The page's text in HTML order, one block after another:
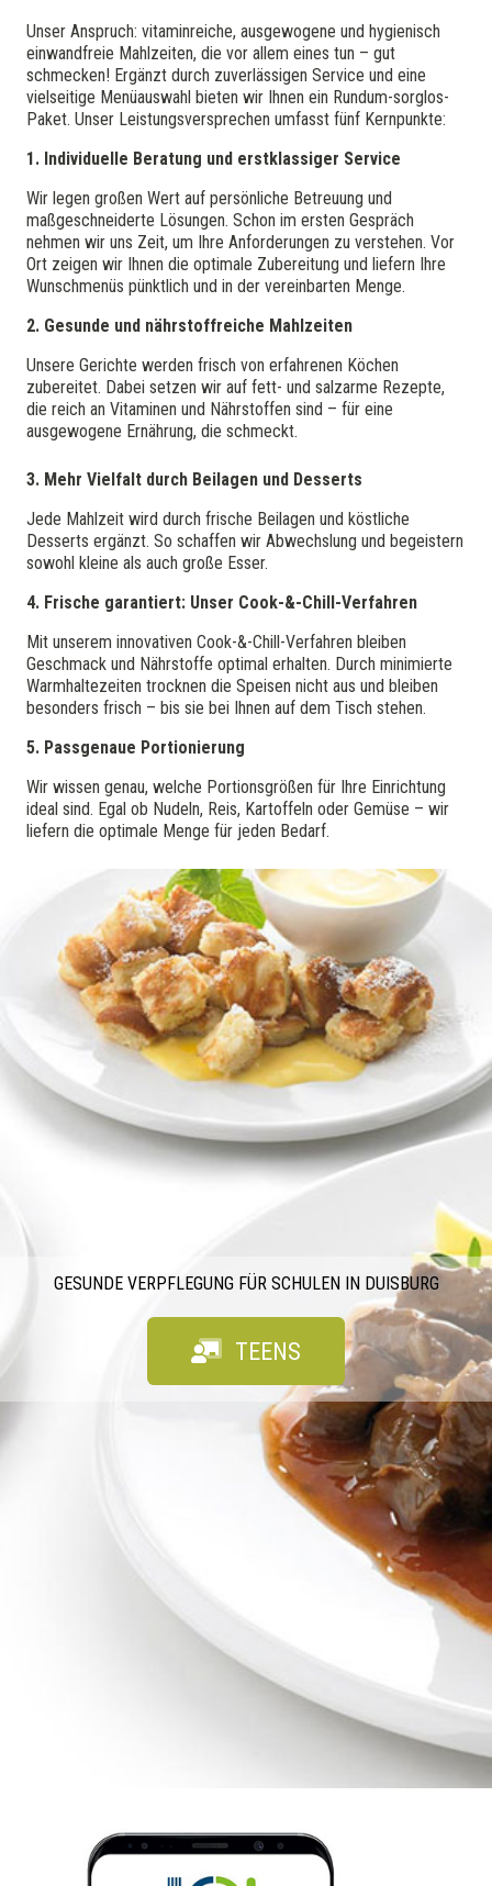
Unser Anspruch: vitaminreiche, ausgewogene und hygienisch
einwandfreie Mahlzeiten, die vor allem eines tun – gut
schmecken! Ergänzt durch zuverlässigen Service und eine
vielseitige Menüauswahl bieten wir Ihnen ein Rundum-sorglos-
Paket. Unser Leistungsversprechen umfasst fünf Kernpunkte:
1. Individuelle Beratung und erstklassiger Service
Wir legen großen Wert auf persönliche Betreuung und
maßgeschneiderte Lösungen. Schon im ersten Gespräch
nehmen wir uns Zeit, um Ihre Anforderungen zu verstehen. Vor
Ort zeigen wir Ihnen die optimale Zubereitung und liefern Ihre
Wunschmenüs pünktlich und in der vereinbarten Menge.
2. Gesunde und nährstoffreiche Mahlzeiten
Unsere Gerichte werden frisch von erfahrenen Köchen
zubereitet. Dabei setzen wir auf fett- und salzarme Rezepte,
die reich an Vitaminen und Nährstoffen sind – für eine
ausgewogene Ernährung, die schmeckt.
3. Mehr Vielfalt durch Beilagen und Desserts
Jede Mahlzeit wird durch frische Beilagen und köstliche
Desserts ergänzt. So schaffen wir Abwechslung und begeistern
sowohl kleine als auch große Esser.
4. Frische garantiert: Unser Cook-&-Chill-Verfahren
Mit unserem innovativen Cook-&-Chill-Verfahren bleiben
Geschmack und Nährstoffe optimal erhalten. Durch minimierte
Warmhaltezeiten trocknen die Speisen nicht aus und bleiben
besonders frisch – bis sie bei Ihnen auf dem Tisch stehen.
5. Passgenaue Portionierung
Wir wissen genau, welche Portionsgrößen für Ihre Einrichtung
ideal sind. Egal ob Nudeln, Reis, Kartoffeln oder Gemüse – wir
liefern die optimale Menge für jeden Bedarf.
GESUNDE VERPFLEGUNG FÜR SCHULEN IN DUISBURG
TEENS